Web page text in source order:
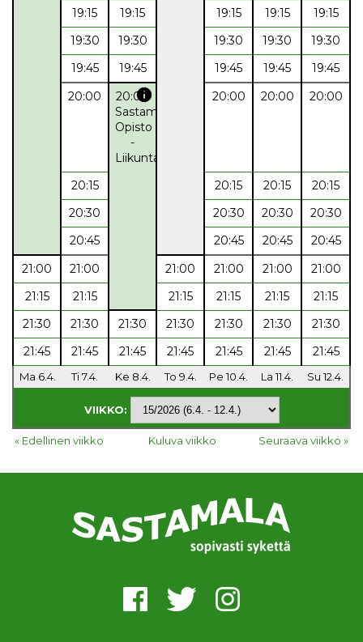
19:15 19:15 19:15 19:15
19:15
19:30
19:30 19:30 19:30
19:30
19:45
19:45 19:45 19:45
19:45
20:00
20:00info
Sastamalan
Opisto
-
Liikuntaryhmä
20:00 20:00 20:00
20:15 20:15 20:15
20:15
20:30
20:30 20:30
20:30
20:45
20:45 20:45
20:45
21:00
21:00 21:00 21:00 21:00
21:00
21:15
21:15 21:15 21:15 21:15
21:15
21:30
21:30 21:30 21:30 21:30 21:30
21:30
21:45
21:45 21:45 21:45 21:45 21:45 21:45
Ma 6.4. Ti 7.4. Ke 8.4. To 9.4. Pe 10.4. La 11.4. Su 12.4.
VIIKKO:
« Edellinen viikko Kuluva viikko Seuraava viikko »